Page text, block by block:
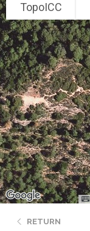
TopoICC
RETURN